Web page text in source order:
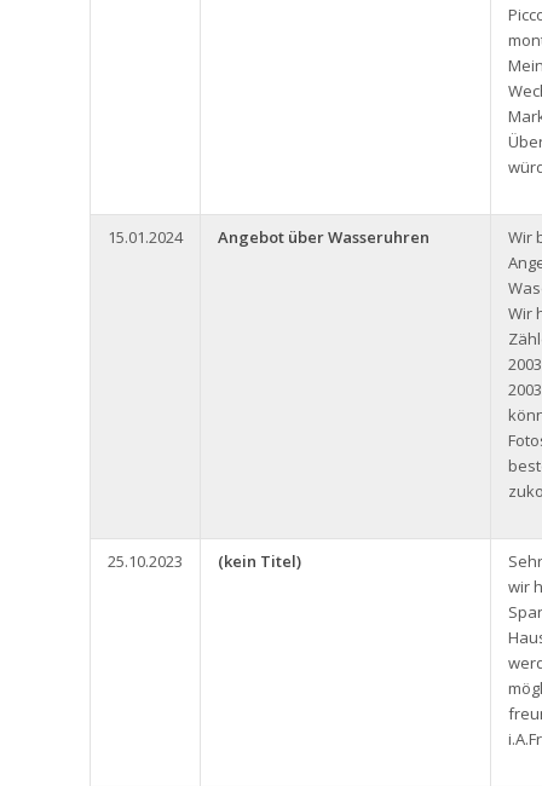
15.01.2024 Angebot über Wasseruhren
Wir
Wir
25.10.2023 (kein Titel)
wir